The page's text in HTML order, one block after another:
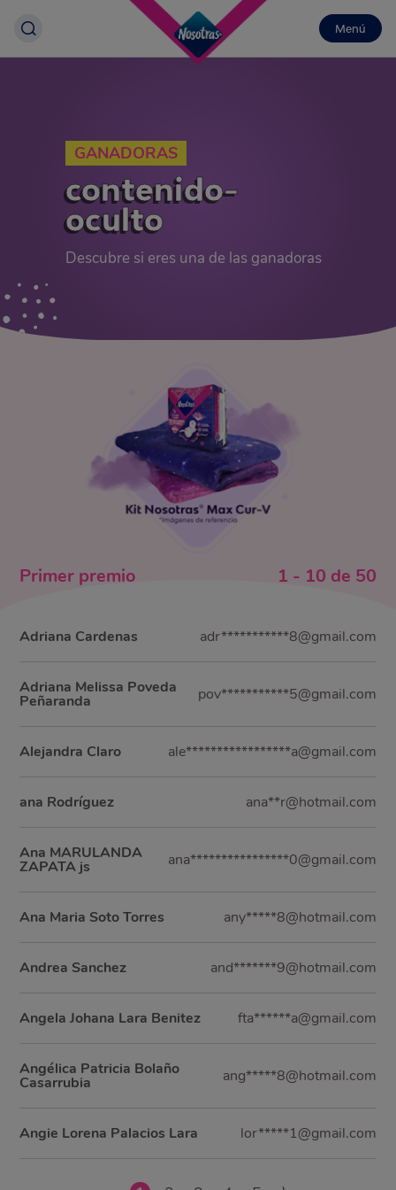
Menú
GANADORAS
contenido-
oculto
Descubre si eres una de las ganadoras
Primer premio 1 - 10 de 50
Adriana Cardenas adr***********8@gmail.com
Adriana Melissa Poveda
Peñaranda pov***********5@gmail.com
Alejandra Claro ale*****************a@gmail.com
ana Rodríguez ana**r@hotmail.com
Ana MARULANDA
ZAPATA js ana****************0@gmail.com
Ana Maria Soto Torres any*****8@hotmail.com
Andrea Sanchez and*******9@hotmail.com
Angela Johana Lara Benitez fta******a@gmail.com
Angélica Patricia Bolaño
Casarrubia ang*****8@hotmail.com
Angie Lorena Palacios Lara lor*****1@gmail.com